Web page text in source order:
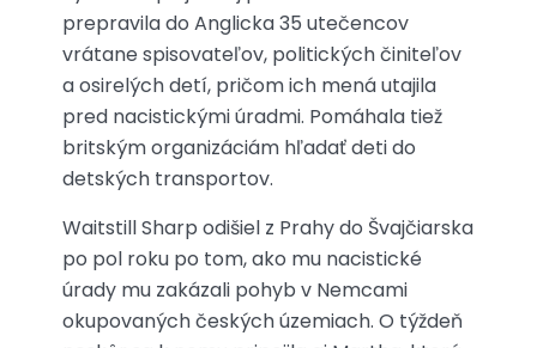
prepravila do Anglicka 35 utečencov
vrátane spisovateľov, politických činiteľov
a osirelých detí, pričom ich mená utajila
pred nacistickými úradmi. Pomáhala tiež
britským organizáciám hľadať deti do
detských transportov.
Waitstill Sharp odišiel z Prahy do Švajčiarska
po pol roku po tom, ako mu nacistické
úrady mu zakázali pohyb v Nemcami
okupovaných českých územiach. O týždeň